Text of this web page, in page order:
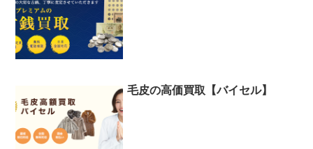
毛皮の高価買取【バイセル】